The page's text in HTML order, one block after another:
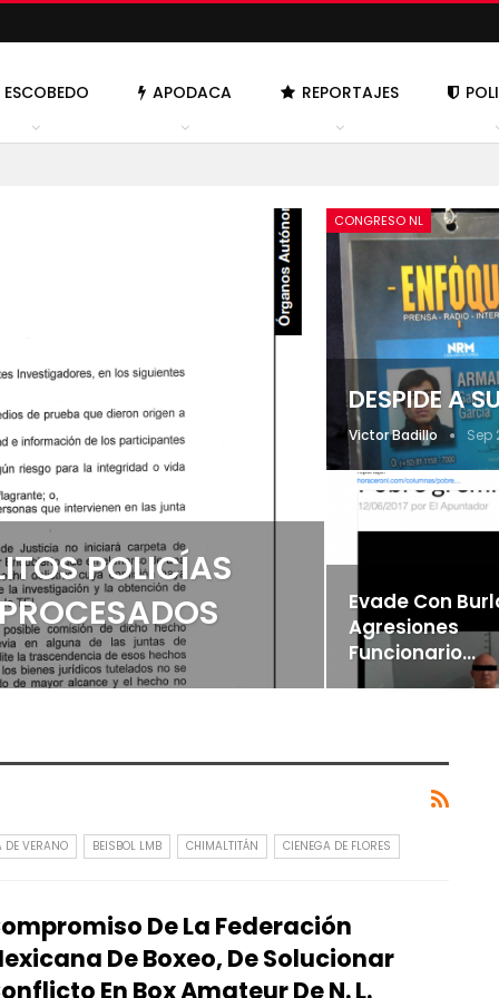
ESCOBEDO APODACA REPORTAJES
POLICÍAS
CONGRESO NL
DESPIDE A
Victor Badillo Sep
Evade Con
Agresiones
Funcionario…
DE VERANO BEISBOL LMB CHIMALTITÁN CIENEGA DE FLORES
De La Federación
De Boxeo, De Solucionar
En Box Amateur De N. L.